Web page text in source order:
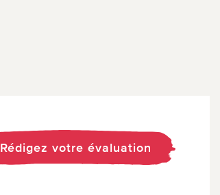
Rédigez votre évaluation